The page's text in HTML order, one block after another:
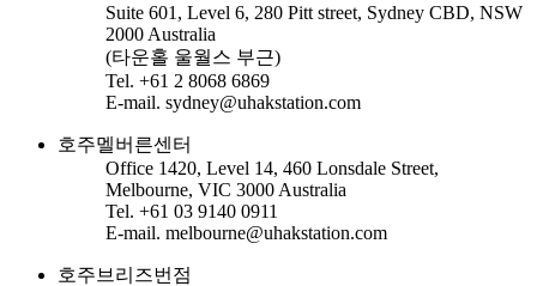
Suite 601, Level 6, 280 Pitt street, Sydney CBD, NSW
2000 Australia
(타운홀 울월스 부근)
Tel. +61 2 8068 6869
E-mail. sydney@uhakstation.com
호주멜버른센터
Office 1420, Level 14, 460 Lonsdale Street,
Melbourne, VIC 3000 Australia
Tel. +61 03 9140 0911
E-mail. melbourne@uhakstation.com
호주브리즈번점